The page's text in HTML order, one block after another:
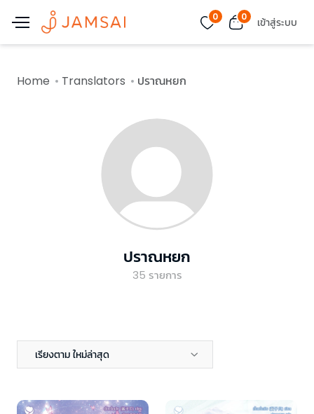
0 0 เข้าสู่ระบบ
Home Translators ปราณหยก
ปราณหยก
35 รายการ
เรียงตาม ใหม่ล่าสุด